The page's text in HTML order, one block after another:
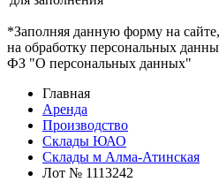
*Заполняя данную форму на
на обработку персональных
ФЗ "О персональных данных"
Главная
Аренда
Производство
Склады ЮАО
Склады м Алма-Атинская
Лот № 1113242